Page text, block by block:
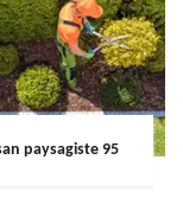
paysagiste 95